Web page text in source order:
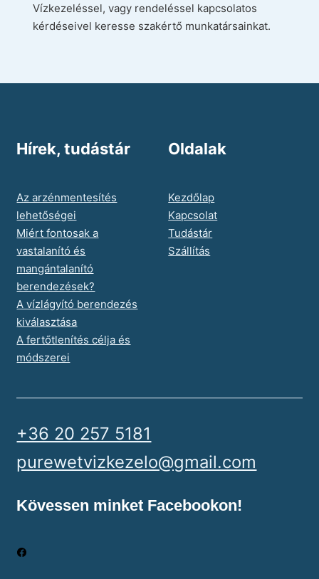
Vízkezeléssel, vagy rendeléssel kapcsolatos
kérdéseivel keresse szakértő munkatársainkat.
Hírek, tudástár
Az arzénmentesítés
lehetőségei
Miért fontosak a
vastalanító és
mangántalanító
berendezések?
A vízlágyító berendezés
kiválasztása
A fertőtlenítés célja és
módszerei
Oldalak
Kezdőlap
Kapcsolat
Tudástár
Szállítás
+36 20 257 5181
purewetvizkezelo@gmail.com
Kövessen minket Facebookon!